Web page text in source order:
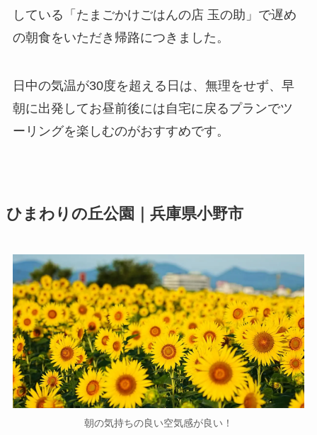
している「たまごかけごはんの店 玉の助」で遅め
の朝食をいただき帰路につきました。
日中の気温が30度を超える日は、無理をせず、早
朝に出発してお昼前後には自宅に戻るプランでツ
ーリングを楽しむのがおすすめです。
ひまわりの丘公園｜兵庫県小野市
朝の気持ちの良い空気感が良い！